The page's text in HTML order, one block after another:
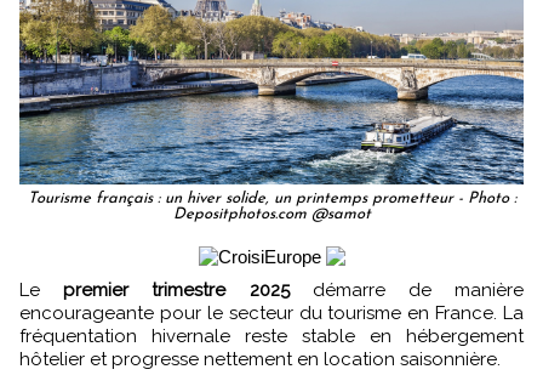
Tourisme français : un hiver solide, un printemps prometteur - Photo :
Depositphotos.com @samot
Lepremier trimestre 2025démarre de manière
encourageante pour le secteur du tourisme en France. La
fréquentation hivernale reste stable en hébergement
hôtelier et progresse nettement en location saisonnière.